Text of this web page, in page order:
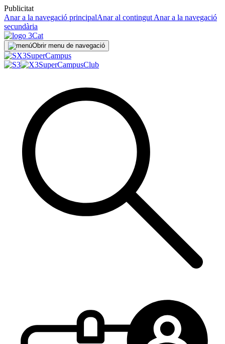
Publicitat
Anar a la navegació principalAnar al contingut Anar a la navegació
secundària
Obrir menu de navegació
SuperCampus
SuperCampusClub